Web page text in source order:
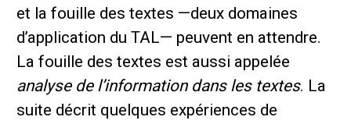
et la fouille des textes —deux domaines
d’application du TAL— peuvent en attendre.
La fouille des textes est aussi appelée
analyse de l’information dans les textes. La
suite décrit quelques expériences de